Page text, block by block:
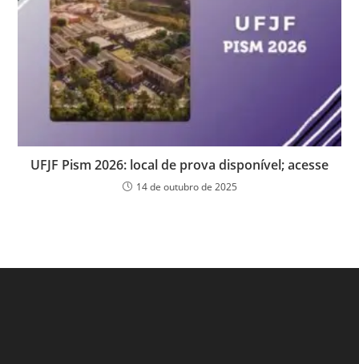
UFJF Pism 2026: local de prova disponível; acesse
14 de outubro de 2025